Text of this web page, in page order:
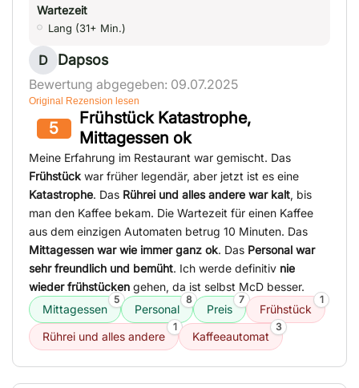
Wartezeit
Lang (31+ Min.)
D Dapsos
Bewertung abgegeben: 09.07.2025
Original Rezension lesen
5
Frühstück Katastrophe,
Mittagessen ok
Meine Erfahrung im Restaurant war gemischt. Das
Frühstück war früher legendär, aber jetzt ist es eine
Katastrophe. Das Rührei und alles andere war kalt, bis
man den Kaffee bekam. Die Wartezeit für einen Kaffee
aus dem einzigen Automaten betrug 10 Minuten. Das
Mittagessen war wie immer ganz ok. Das Personal war
sehr freundlich und bemüht. Ich werde definitiv nie
wieder frühstücken gehen, da ist selbst McD besser.
Mittagessen
5
Personal
8
Preis
7
Frühstück
1
Rührei und alles andere
1
Kaffeeautomat
3